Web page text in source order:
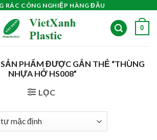
RÁC CÔNG NGHIỆP HÀNG ĐẦU
0
SẢN PHẨM ĐƯỢC GẮN THẺ “THÙNG
NHỰA HỞ HS008”
LỌC